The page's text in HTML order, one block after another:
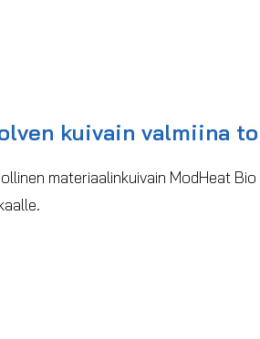
kuivain valmiina
materiaalinkuivain ModHeat